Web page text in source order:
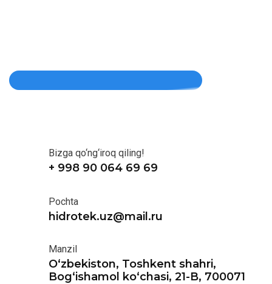
Bizga qo‘ng‘iroq qiling!
+ 998 90 064 69 69
Pochta
hidrotek.uz@mail.ru
Manzil
O‘zbekiston, Toshkent shahri,
Bog‘ishamol ko‘chasi, 21-B, 700071